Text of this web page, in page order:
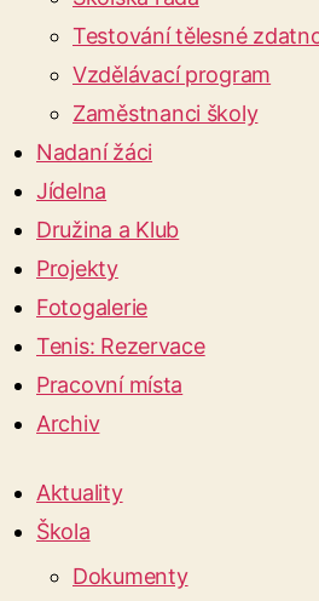
Testování tělesné
Vzdělávací program
Zaměstnanci školy
Nadaní žáci
Jídelna
Družina a Klub
Projekty
Fotogalerie
Tenis: Rezervace
Pracovní místa
Archiv
Aktuality
Škola
Dokumenty